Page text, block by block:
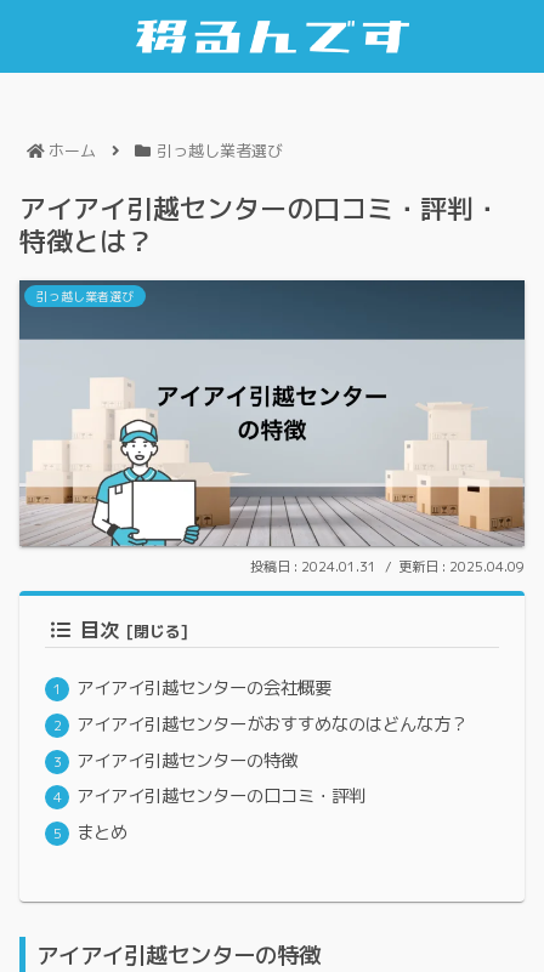
ホーム 引っ越し業者選び
アイアイ引越センターの口コミ・評判・
特徴とは？
引っ越し業者選び
2024.01.31 2025.04.09
目次
アイアイ引越センターの会社概要
アイアイ引越センターがおすすめなのはどんな方？
アイアイ引越センターの特徴
アイアイ引越センターの口コミ・評判
まとめ
アイアイ引越センターの特徴